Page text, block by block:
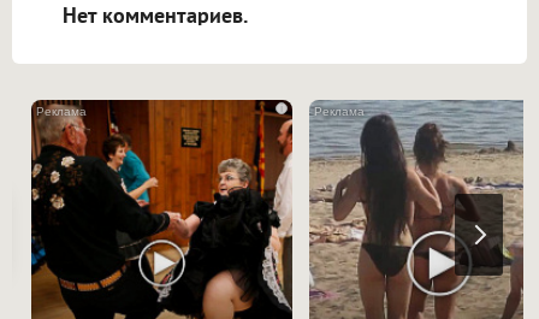
Нет комментариев.
i